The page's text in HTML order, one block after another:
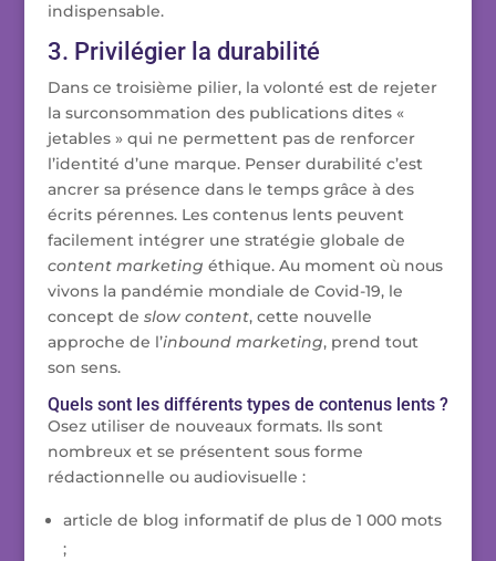
indispensable.
3. Privilégier la durabilité
Dans ce troisième pilier, la volonté est de rejeter
la surconsommation des publications dites «
jetables » qui ne permettent pas de renforcer
l’identité d’une marque. Penser durabilité c’est
ancrer sa présence dans le temps grâce à des
écrits pérennes. Les contenus lents peuvent
facilement intégrer une stratégie globale de
content marketing éthique. Au moment où nous
vivons la pandémie mondiale de Covid-19, le
concept de slow content, cette nouvelle
approche de l’inbound marketing, prend tout
son sens.
Quels sont les différents types de contenus lents ?
Osez utiliser de nouveaux formats. Ils sont
nombreux et se présentent sous forme
rédactionnelle ou audiovisuelle :
article de blog informatif de plus de 1 000 mots
;